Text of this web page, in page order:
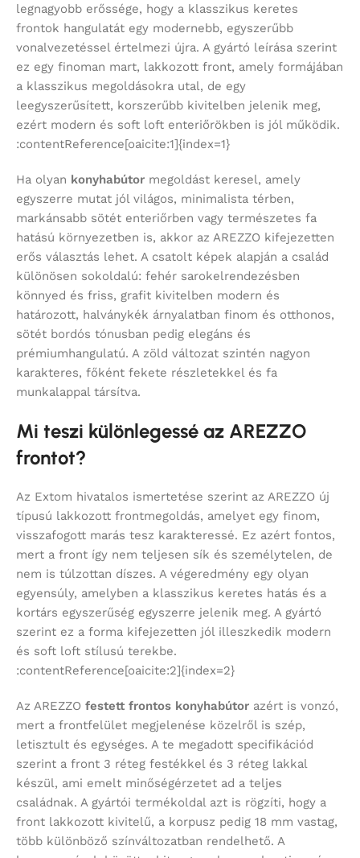
legnagyobb erőssége, hogy a klasszikus keretes
frontok hangulatát egy modernebb, egyszerűbb
vonalvezetéssel értelmezi újra. A gyártó leírása szerint
ez egy finoman mart, lakkozott front, amely formájában
a klasszikus megoldásokra utal, de egy
leegyszerűsített, korszerűbb kivitelben jelenik meg,
ezért modern és soft loft enteriőrökben is jól működik.
:contentReference[oaicite:1]{index=1}
Ha olyan konyhabútor megoldást keresel, amely
egyszerre mutat jól világos, minimalista térben,
markánsabb sötét enteriőrben vagy természetes fa
hatású környezetben is, akkor az AREZZO kifejezetten
erős választás lehet. A csatolt képek alapján a család
különösen sokoldalú: fehér sarokelrendezésben
könnyed és friss, grafit kivitelben modern és
határozott, halványkék árnyalatban finom és otthonos,
sötét bordós tónusban pedig elegáns és
prémiumhangulatú. A zöld változat szintén nagyon
karakteres, főként fekete részletekkel és fa
munkalappal társítva.
Mi teszi különlegessé az AREZZO
frontot?
Az Extom hivatalos ismertetése szerint az AREZZO új
típusú lakkozott frontmegoldás, amelyet egy finom,
visszafogott marás tesz karakteressé. Ez azért fontos,
mert a front így nem teljesen sík és személytelen, de
nem is túlzottan díszes. A végeredmény egy olyan
egyensúly, amelyben a klasszikus keretes hatás és a
kortárs egyszerűség egyszerre jelenik meg. A gyártó
szerint ez a forma kifejezetten jól illeszkedik modern
és soft loft stílusú terekbe.
:contentReference[oaicite:2]{index=2}
Az AREZZO festett frontos konyhabútor azért is vonzó,
mert a frontfelület megjelenése közelről is szép,
letisztult és egységes. A te megadott specifikációd
szerint a front 3 réteg festékkel és 3 réteg lakkal
készül, ami emelt minőségérzetet ad a teljes
családnak. A gyártói termékoldal azt is rögzíti, hogy a
front lakkozott kivitelű, a korpusz pedig 18 mm vastag,
több különböző színváltozatban rendelhető. A